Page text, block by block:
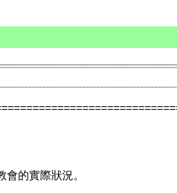
的實際狀況。